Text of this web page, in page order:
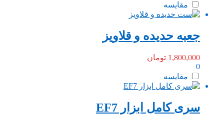
مقایسه
جعبه حدیده و قلاویز
1,800,000 تومان
0
مقایسه
سری کامل ابزار EF7